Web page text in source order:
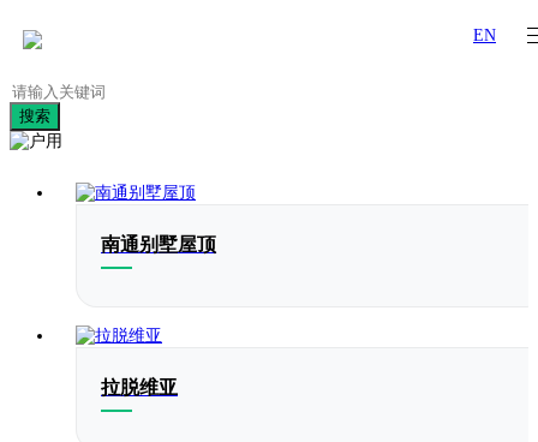
EN
搜索
南通别墅屋顶
拉脱维亚